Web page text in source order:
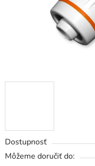
Dostupnosť
Môžeme doručiť do: